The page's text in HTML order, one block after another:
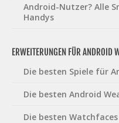
Android-Nutzer? Alle
Handys
ERWEITERUNGEN FÜR ANDROID
Die besten Spiele für
Die besten Android
Die besten